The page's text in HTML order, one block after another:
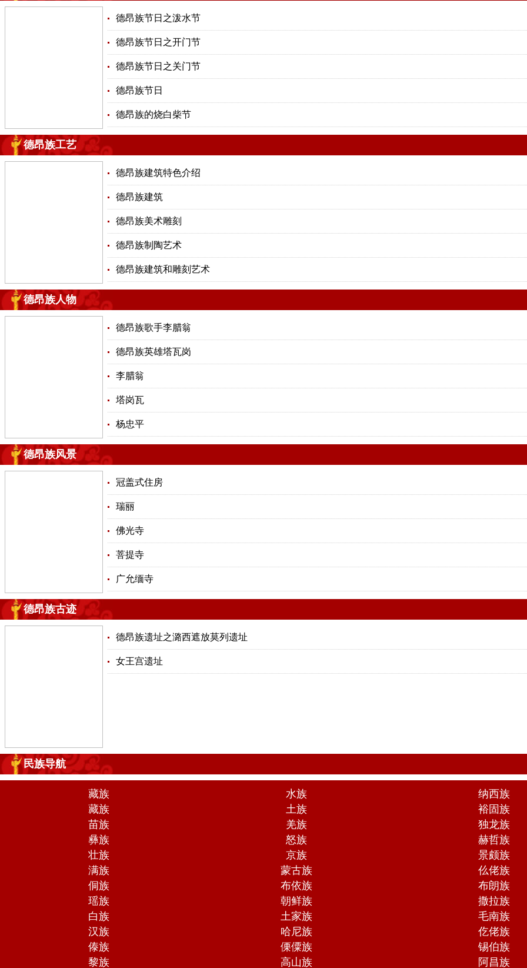
德昂族节日之泼水节
德昂族节日之开门节
德昂族节日之关门节
德昂族节日
德昂族的烧白柴节
德昂族工艺
德昂族建筑特色介绍
德昂族建筑
德昂族美术雕刻
德昂族制陶艺术
德昂族建筑和雕刻艺术
德昂族人物
德昂族歌手李腊翁
德昂族英雄塔瓦岗
李腊翁
塔岗瓦
杨忠平
德昂族风景
冠盖式住房
瑞丽
佛光寺
菩提寺
广允缅寺
德昂族古迹
德昂族遗址之潞西遮放莫列遗址
女王宫遗址
民族导航
藏族 水族
纳西族
藏族
土族
裕固族
苗族
羌族
独龙族
彝族
怒族
赫哲族
壮族
京族
景颇族
满族
蒙古族
仫佬族
侗族
布依族
布朗族
瑶族
朝鲜族
撒拉族
白族
土家族
毛南族
汉族
哈尼族
仡佬族
傣族
傈僳族
锡伯族
黎族
高山族 阿昌族